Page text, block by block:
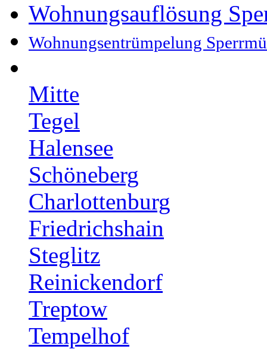
Wohnungsauflösung
Wohnungsentrümpelung
Mitte
Tegel
Halensee
Schöneberg
Charlottenburg
Friedrichshain
Steglitz
Reinickendorf
Treptow
Tempelhof